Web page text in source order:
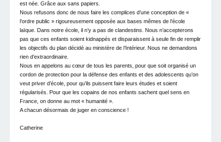
est née. Grâce aux sans papiers.
Nous refusons donc de nous faire les complices d’une conception de «
l’ordre public » rigoureusement opposée aux bases mêmes de l’école
laïque. Dans notre école, il n’y a pas de clandestins. Nous n’accepterons
pas que ces enfants soient kidnappés et disparaissent à seule fin de remplir
les objectifs du plan décidé au ministère de l’Intérieur. Nous ne demandons
rien d’extraordinaire.
Nous en appelons au cœur de tous les parents, pour que soit organisé un
cordon de protection pour la défense des enfants et des adolescents qu’on
veut priver d’école, pour qu’ils puissent faire leurs études et soient
régularisés. Pour que les copains de nos enfants sachent quel sens en
France, on donne au mot « humanité ».
A chacun désormais de juger en conscience !
Catherine